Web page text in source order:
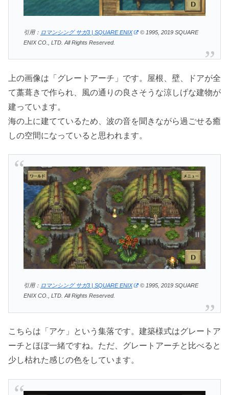
引用： ロマンシング サガ3 | SQUARE ENIX
© 1995, 2019 SQUARE
ENIX CO., LTD. All Rights Reserved.
上の画像は「グレートアーチ」です。屋根、壁、ドアが全
て藁葺きで作られ、風の通りの良さそうな涼しげな建物が
建っています。
海の上に建てているため、波の音を聞きながら過ごせる癒
しの空間になっていると思われます。
引用： ロマンシング サガ3 | SQUARE ENIX
© 1995, 2019 SQUARE
ENIX CO., LTD. All Rights Reserved.
こちらは「アケ」という集落です。建築様式はグレートア
ーチとほぼ一緒ですね。ただ、グレートアーチと比べると
少し枯れた感じの色をしています。